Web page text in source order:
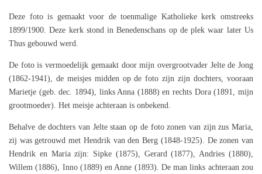
Deze foto is gemaakt voor de toenmalige Katholieke kerk omstreeks
1899/1900. Deze kerk stond in Benedenschans op de plek waar later Us
Thus gebouwd werd.
De foto is vermoedelijk gemaakt door mijn overgrootvader Jelte de Jong
(1862-1941), de meisjes midden op de foto zijn zijn dochters, vooraan
Marietje (geb. dec. 1894), links Anna (1888) en rechts Dora (1891, mijn
grootmoeder). Het meisje achteraan is onbekend.
Behalve de dochters van Jelte staan op de foto zonen van zijn zus Maria,
zij was getrouwd met Hendrik van den Berg (1848-1925). De zonen van
Hendrik en Maria zijn: Sipke (1875), Gerard (1877), Andries (1880),
Willem (1886), Inno (1889) en Anne (1893). De man links achteraan zou